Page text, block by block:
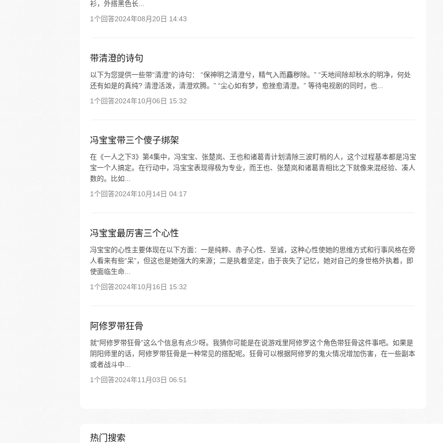
衫，外搭黑色长...
1个回答2024年08月20日 14:43
带清澄的诗句
以下为您提供一些带“清澄”的诗句： “保神明之清澄兮，精气入而麤秽除。” “天地间除却秋水的明净，何处
还有如是的真纯? 清澄活泼，清澄欢腾。” “尘心如有梦，愈挫愈清澄。” 等待电视剧的同时，也...
1个回答2024年10月06日 15:32
冯宝宝带三个傻子绑架
在《一人之下3》第4集中，冯宝宝、张楚岚、王也和诸葛青计划清除三波盯梢的人，这个过程基本都是冯宝
宝一个人搞定。在行动中，冯宝宝表现得极为专业，而王也、张楚岚和诸葛青相比之下就像来混经验、凑人
数的。比如...
1个回答2024年10月14日 04:17
冯宝宝最厉害三个心性
冯宝宝的心性主要体现在以下方面：一是纯粹、赤子心性、至诚，这种心性使她的思维方式和行事风格在旁
人看来有些“呆”，但这也是她强大的来源；二是执着坚定，由于丧失了记忆，她对自己的身世格外执着，即
使面临生命...
1个回答2024年10月16日 15:32
阿修罗带狂骨
就“阿修罗带狂骨”这么个信息有点少呀。我猜你可能是在说游戏里阿修罗这个角色带狂骨这件事吧。如果是
阴阳师里的话，阿修罗带狂骨是一种常见的搭配呢。狂骨可以根据阿修罗的鬼火情况增加伤害，在一些副本
或者战斗中...
1个回答2024年11月03日 06:51
热门搜索